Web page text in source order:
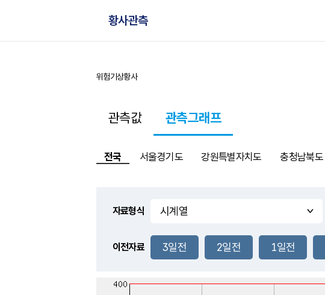
황사관측
홈
위험기상황사
관측값 관측그래프
전국 서울경기도 강원특별자치도 충청남북도
자료형식
이전자료 3일전 2일전 1일전